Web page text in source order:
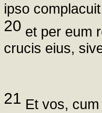
ipso
20 et per eum
crucis eius,
21 Et vos,